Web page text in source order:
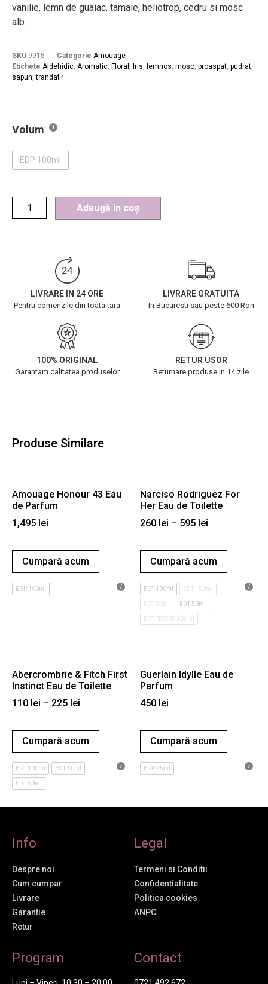
vanilie, lemn de guaiac, tamaie, heliotrop, cedru si mosc
alb.
SKU 9915 Categorie Amouage
Etichete Aldehidic Aromatic Floral Iris lemnos mosc proaspat pudrat
sapun ,trandafir
Volum
EDP 100ml
Adaugă în coș
LIVRARE IN 24 ORE
Pentru comenzile din toata tara
LIVRARE GRATUITA
In Bucuresti sau peste 600 Ron
100% ORIGINAL
Garantam calitatea produselor
RETUR USOR
Returnare produse in 14 zile
Produse Similare
Amouage Honour 43 Eau
de Parfum
1,495 lei
Cumpară acum
EDP 100ml
Narciso Rodriguez For
Her Eau de Toilette
260 lei – 595 lei
Cumpară acum
EDT 100ml EDT 150ml
EDT 30ml EDT 50ml
EDT TESTER 100ml
Abercrombrie & Fitch First
Instinct Eau de Toilette
110 lei – 225 lei
Cumpară acum
EDT 100ml EDT 30ml
EDT 50ml
Guerlain Idylle Eau de
Parfum
450 lei
Cumpară acum
EDP 75ml
Info
Despre noi
Cum cumpar
Livrare
Garantie
Retur
Legal
Termeni si Conditii
Confidentialitate
Politica cookies
ANPC
Program Contact